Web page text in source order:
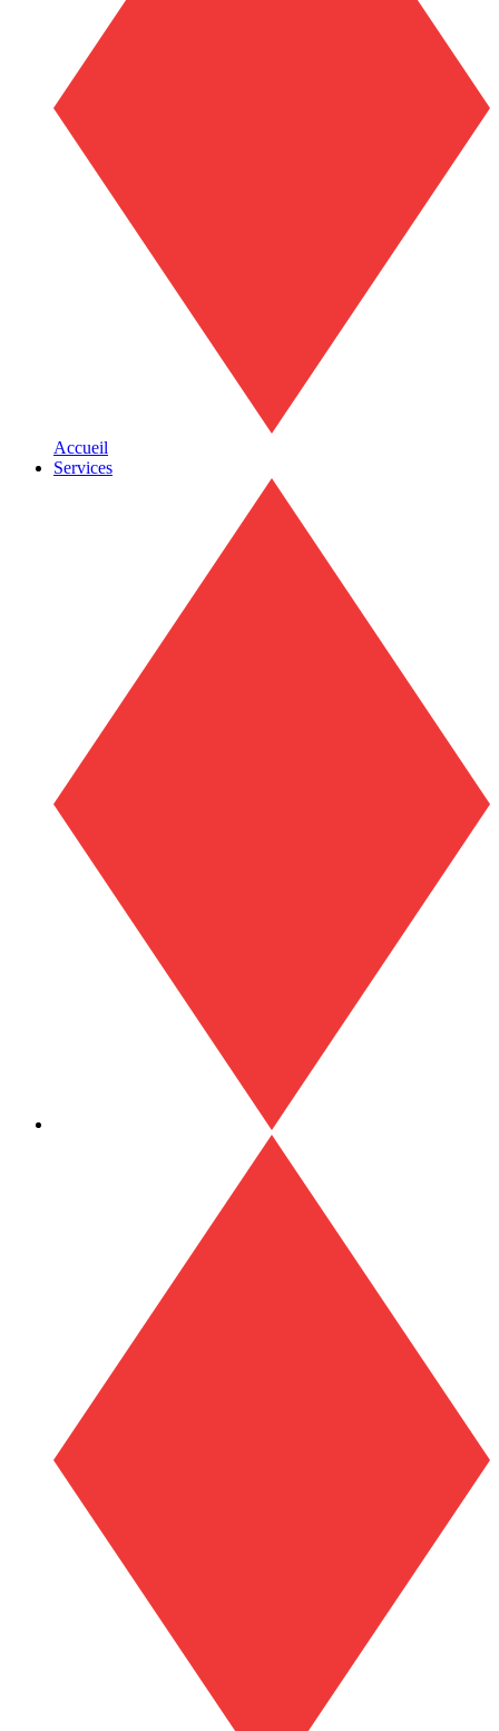
Accueil
Services